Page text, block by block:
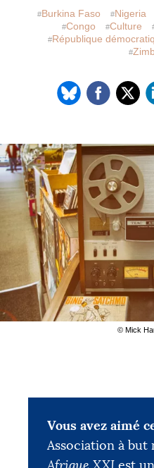
Burkina Faso Nigeria
Congo
Culture
République
© Mick
Vous avez aimé
Association à